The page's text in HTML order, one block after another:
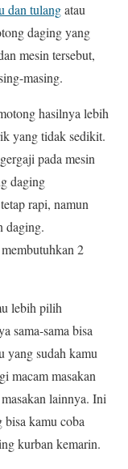
dan tulangatau
daging yang
mesin tersebut,
masing.
hasilnya lebih
yang tidak sedikit.
pada mesin
daging
rapi, namun
daging.
2
lebih pilih
sama-sama bisa
yang sudah kamu
macam masakan
lainnya. Ini
bisa kamu coba
kurban kemarin.